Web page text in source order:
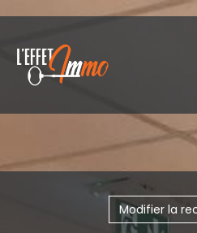
Modifier la